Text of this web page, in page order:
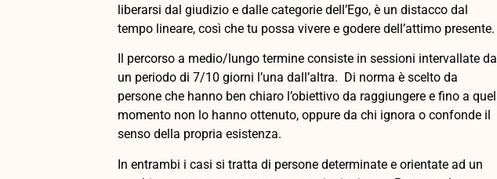
liberarsi dal giudizio e dalle categorie dell’Ego, è un distacco dal
tempo lineare, così che tu possa vivere e godere dell’attimo presente.
Il percorso a medio/lungo termine consiste in sessioni intervallate da
un periodo di 7/10 giorni l’una dall’altra. Di norma è scelto da
persone che hanno ben chiaro l’obiettivo da raggiungere e fino a quel
momento non lo hanno ottenuto, oppure da chi ignora o confonde il
senso della propria esistenza.
In entrambi i casi si tratta di persone determinate e orientate ad un